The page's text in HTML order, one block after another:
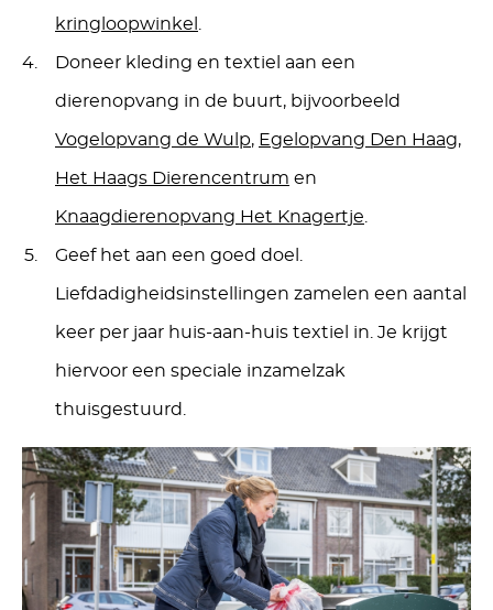
kringloopwinkel
Doneer kleding en textiel aan een
dierenopvang in de buurt, bijvoorbeeld
Vogelopvang de Wulp, Egelopvang Den Haag,
Het Haags Dierencentrum en
Knaagdierenopvang Het Knagertje
Geef het aan een goed doel.
Liefdadigheidsinstellingen zamelen een aantal
keer per jaar huis-aan-huis textiel in. Je krijgt
hiervoor een speciale inzamelzak
thuisgestuurd.